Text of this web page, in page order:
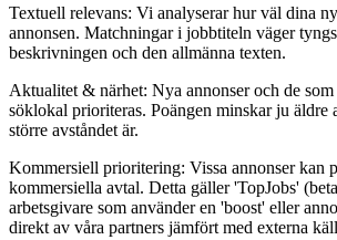
Textuell relevans: Vi analyserar hur väl dina
annonsen. Matchningar i jobbtiteln väger
beskrivningen och den allmänna texten.
Aktualitet & närhet: Nya annonser och de
söklokal prioriteras. Poängen minskar ju äldre
större avståndet är.
Kommersiell prioritering: Vissa annonser kan
kommersiella avtal. Detta gäller 'TopJobs'
arbetsgivare som använder en 'boost' eller
direkt av våra partners jämfört med externa